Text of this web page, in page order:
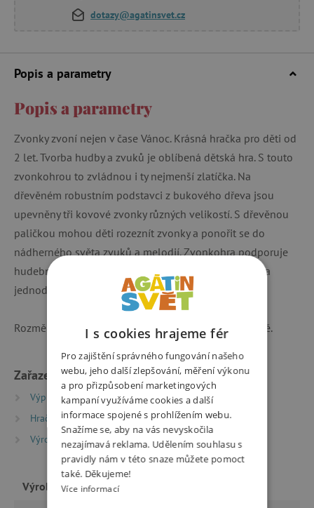
dotazy@agatinsvet.cz
Popis a parametry
Popis a parametry
Zvonky zvoní nejen v čase Vánoc. Krásná hračka pro děti od
2 let. Tvorba hudby a zvuků je oblíbená dětská hra. S touto
zvonkohrou to zvládnou i ty nejmenší zlatíčka. Na
dřevěném robustním podstavci z bukového dřeva jsou
upevněny tři kovové zvonky různých velikostí. S dřevěnou
paličkou mohou děti rozeznít zvonky a ponořit se do
nádherného světa zvuků a melodií. Zvonkohra podporuje
hudební rozvoj dětí a vytváří skvělé akustické efekty a
jednoduché melodie.
Rozměry hračky jsou 17 x 5 x 9 cm. Vyrobeno v Evropě.
Zařazeno v kategoriích
Výprodej %
Poškozený obal -15 %
Hračky dle typu
Výrobci
HABA
Výrobce
I s cookies hrajeme fér
Pro zajištění správného fungování našeho
webu, jeho další zlepšování, měření výkonu
a pro přizpůsobení marketingových
kampaní využíváme cookies a další
informace spojené s prohlížením webu.
Snažíme se, aby na vás nevyskočila
nezajímavá reklama. Udělením souhlasu s
pravidly nám v této snaze můžete pomoct
také. Děkujeme!
Více informací